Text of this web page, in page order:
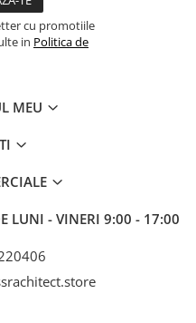
cu promotiile
in Politica de
MEU
LUNI - VINERI 9:00 - 17:00